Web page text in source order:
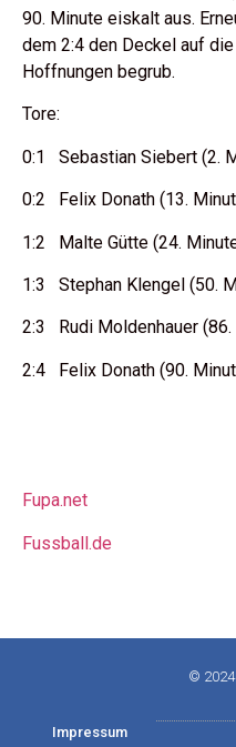
90. Minute eiskalt aus.
dem 2:4 den Deckel auf
Hoffnungen begrub.
Tore:
0:1 Sebastian Siebert (2.
0:2 Felix Donath (13.
1:2 Malte Gütte (24.
1:3 Stephan Klengel (50.
2:3 Rudi Moldenhauer (86.
2:4 Felix Donath (90.
Fupa.net
Fussball.de
Impressum
© 2024